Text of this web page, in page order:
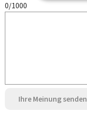
0/1000
Ihre Meinung senden